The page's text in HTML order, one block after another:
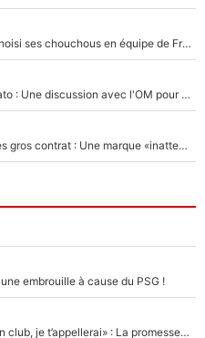
Olise, Doué, Cherki… Zidane a déjà choisi ses chouchous en équipe de France ? L’IA annonce des surprises sans Kylian Mbappé !
Amine Gouiri est très inquiet du mercato : Une discussion avec l'OM pour acter son transfert !
Kylian Mbappé lâche Nike pour un très gros contrat : Une marque «inattendue» va frapper très fort
embrouille à cause du PSG !
Mercato - OM - «Dès que je prends un club, je t’appellerai» : La promesse de Marcelino au moment de claquer la porte